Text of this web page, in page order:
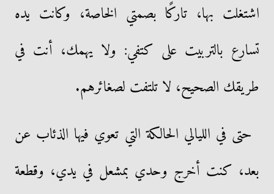
اشتغلت بها، تاركًا بصمتي الخاصة، وكانت يده
تسارع بالتربيت على كتفي: ولا يهمك، أنت في
طريقك الصحيح، لا تلتفت لصغائرهم.
حتى في الليالي الحالكة التي تعوي فيها الذئاب عن
بعد، كنت أخرج وحدي بمشعل في يدي، وقطعة